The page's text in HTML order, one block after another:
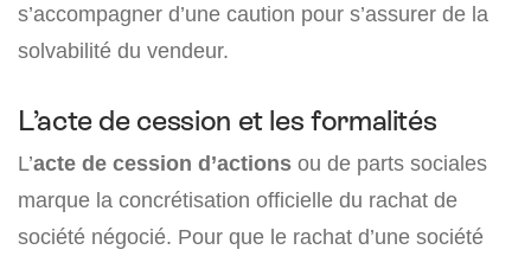
s’accompagner d’une caution pour s’assurer de la
solvabilité du vendeur.
L’acte de cession et les formalités
L’acte de cession d’actions ou de parts sociales
marque la concrétisation officielle du rachat de
société négocié. Pour que le rachat d’une société